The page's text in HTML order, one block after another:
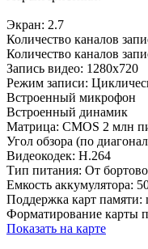
Экран: 2.7
Количество каналов
Количество каналов
Запись видео: 1280x720
Режим записи:
Встроенный микрофон
Встроенный динамик
Матрица: CMOS 2 млн
Угол обзора (по
Видеокодек: H.264
Тип питания: От
Емкость аккумулятора:
Поддержка карт
Форматирование карты
Показать на карте